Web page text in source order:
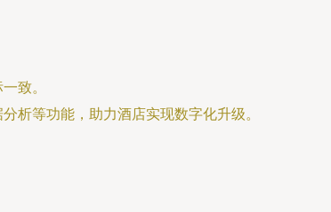
致。
析等功能，助力酒店实现数字化升级。